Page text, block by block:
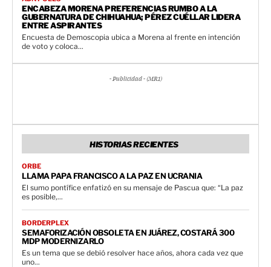
ENCABEZA MORENA PREFERENCIAS RUMBO A LA
GUBERNATURA DE CHIHUAHUA; PÉREZ CUÉLLAR LIDERA
ENTRE ASPIRANTES
Encuesta de Demoscopia ubica a Morena al frente en intención
de voto y coloca...
- Publicidad - (MR1)
HISTORIAS RECIENTES
ORBE
LLAMA PAPA FRANCISCO A LA PAZ EN UCRANIA
El sumo pontífice enfatizó en su mensaje de Pascua que: “La paz
es posible,...
BORDERPLEX
SEMAFORIZACIÓN OBSOLETA EN JUÁREZ, COSTARÁ 300
MDP MODERNIZARLO
Es un tema que se debió resolver hace años, ahora cada vez que
uno...